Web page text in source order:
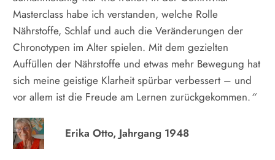
Masterclass habe ich verstanden, welche Rolle
Nährstoffe, Schlaf und auch die Veränderungen der
Chronotypen im Alter spielen. Mit dem gezielten
Auffüllen der Nährstoffe und etwas mehr Bewegung hat
sich meine geistige Klarheit spürbar verbessert – und
vor allem ist die Freude am Lernen zurückgekommen.“
Erika Otto, Jahrgang 1948